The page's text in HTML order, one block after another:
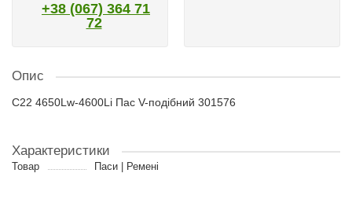
+38 (067) 364 71
72
Опис
C22 4650Lw-4600Li Пас V-подібний 301576
Характеристики
Товар Паси | Ремені